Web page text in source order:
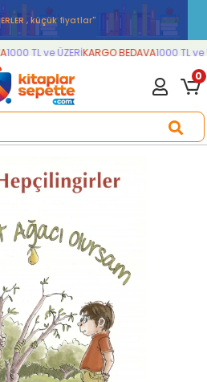
, küçük fiyatlar''
1000 TL ve ÜZERİKARGO BEDAVA1000 TL ve
0